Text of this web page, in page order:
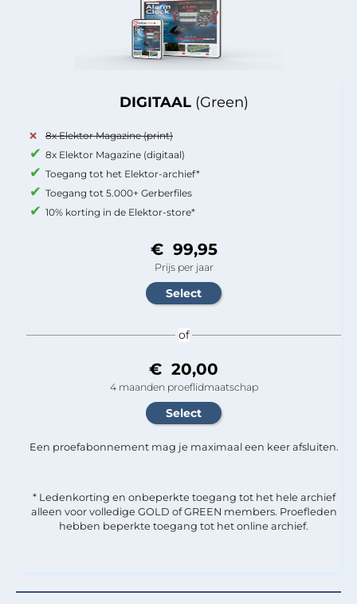
DIGITAAL (Green)
8x Elektor Magazine (print)
8x Elektor Magazine (digitaal)
Toegang tot het Elektor-archief*
Toegang tot 5.000+ Gerberfiles
10% korting in de Elektor-store*
€ 99,95
Prijs per jaar
of
€ 20,00
4 maanden proeflidmaatschap
Een proefabonnement mag je maximaal een keer afsluiten.
* Ledenkorting en onbeperkte toegang tot het hele archief
alleen voor volledige GOLD of GREEN members. Proefleden
hebben beperkte toegang tot het online archief.